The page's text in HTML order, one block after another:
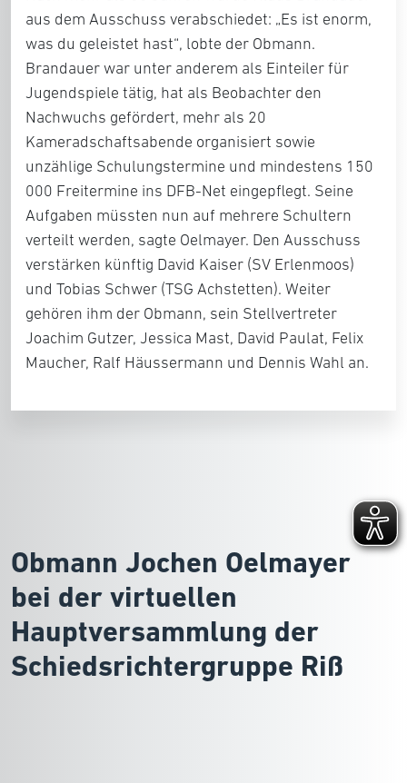
aus dem Ausschuss verabschiedet: „Es ist enorm,
was du geleistet hast“, lobte der Obmann.
Brandauer war unter anderem als Einteiler für
Jugendspiele tätig, hat als Beobachter den
Nachwuchs gefördert, mehr als 20
Kameradschaftsabende organisiert sowie
unzählige Schulungstermine und mindestens 150
000 Freitermine ins DFB-Net eingepflegt. Seine
Aufgaben müssten nun auf mehrere Schultern
verteilt werden, sagte Oelmayer. Den Ausschuss
verstärken künftig David Kaiser (SV Erlenmoos)
und Tobias Schwer (TSG Achstetten). Weiter
gehören ihm der Obmann, sein Stellvertreter
Joachim Gutzer, Jessica Mast, David Paulat, Felix
Maucher, Ralf Häussermann und Dennis Wahl an.
Obmann Jochen Oelmayer
bei der virtuellen
Hauptversammlung der
Schiedsrichtergruppe Riß